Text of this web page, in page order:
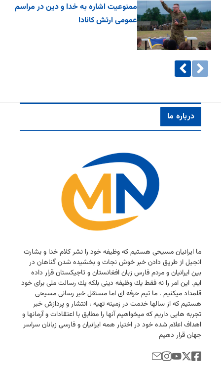
ممنوعیت اشاره به خدا و دین در مراسم
عمومی ارتش کانادا
درباره ما
ما ایرانیان مسیحی هستیم كه وظیفه خود را نشر كلام خدا و بشارت
انجیل از طریق دادن خبر خوش نجات و بخشیده شدن گناهان در
بین ایرانیان و مردم فارس زبان افغانستان و تاجیكستان قرار داده
ایم. این امر را نه فقط یك وظیفه دینی بلكه یك رسالت ملی برای خود
قلمداد میكنیم . ما تیم حرفه ای اما مستقل خبر رسانی مسیحی
هستیم كه از سالها خدمت در زمینه تهیه ، انتشار و پردازش خبر
تجربه هایی داریم كه میخواهیم آنها را مطابق با اعتقادات و آرمانها و
اهداف اعلام شده خود در اختیار همه ایرانیان و فارسی زبانان سراسر
جهان قرار دهیم